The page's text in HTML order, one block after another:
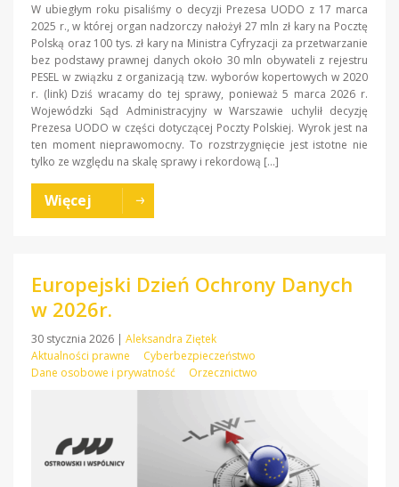
W ubiegłym roku pisaliśmy o decyzji Prezesa UODO z 17 marca
2025 r., w której organ nadzorczy nałożył 27 mln zł kary na Pocztę
Polską oraz 100 tys. zł kary na Ministra Cyfryzacji za przetwarzanie
bez podstawy prawnej danych około 30 mln obywateli z rejestru
PESEL w związku z organizacją tzw. wyborów kopertowych w 2020
r. (link) Dziś wracamy do tej sprawy, ponieważ 5 marca 2026 r.
Wojewódzki Sąd Administracyjny w Warszawie uchylił decyzję
Prezesa UODO w części dotyczącej Poczty Polskiej. Wyrok jest na
ten moment nieprawomocny. To rozstrzygnięcie jest istotne nie
tylko ze względu na skalę sprawy i rekordową […]
Więcej
Europejski Dzień Ochrony Danych
w 2026r.
30 stycznia 2026 | Aleksandra Ziętek
Aktualności prawne
Cyberbezpieczeństwo
Dane osobowe i prywatność
Orzecznictwo